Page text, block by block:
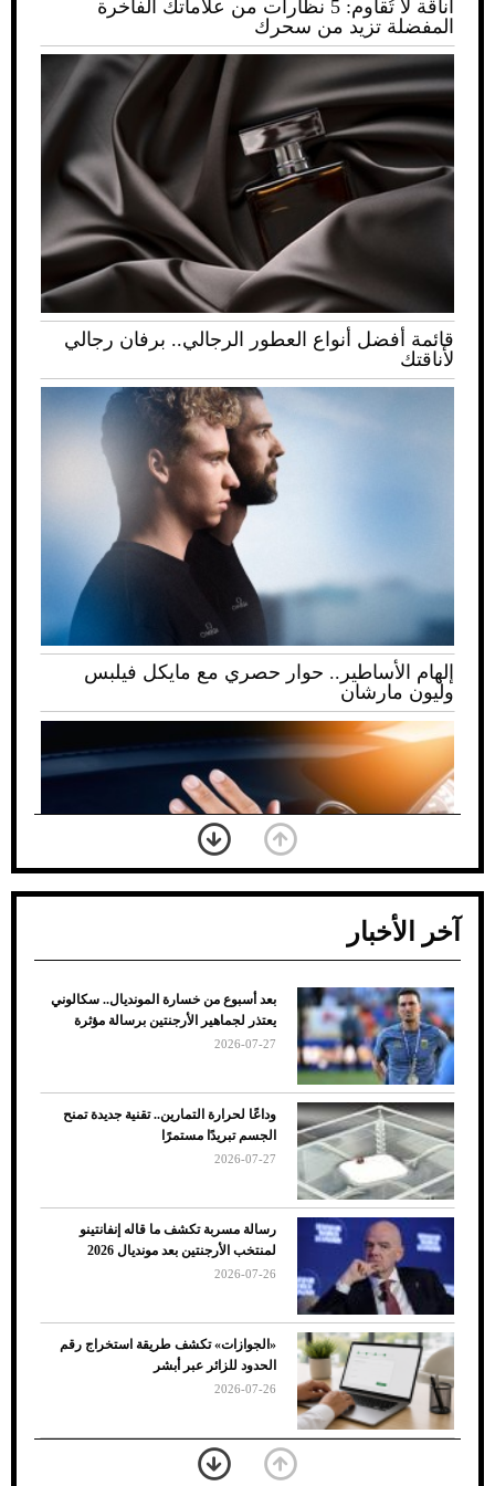
أناقة لا تُقاوم: 5 نظارات من علاماتك الفاخرة
المفضلة تزيد من سحرك
قائمة أفضل أنواع العطور الرجالي.. برفان رجالي
لأناقتك
إلهام الأساطير.. حوار حصري مع مايكل فيلبس
وليون مارشان
ضعف تبريد مكيف السيارة عند الوقوف.. أشهر
الأسباب والحلول
7 نصائح لاختيار لون البنطلون المناسب للقميص
الأسود
آخر الأخبار
بعد أسبوع من خسارة المونديال.. سكالوني
يعتذر لجماهير الأرجنتين برسالة مؤثرة
2026-07-27
وداعًا لحرارة التمارين.. تقنية جديدة تمنح
الجسم تبريدًا مستمرًا
2026-07-27
رسالة مسربة تكشف ما قاله إنفانتينو
لمنتخب الأرجنتين بعد مونديال 2026
2026-07-26
«الجوازات» تكشف طريقة استخراج رقم
الحدود للزائر عبر أبشر
2026-07-26
بعد 7 أشهر من تعرضه لحادث مروع.. جوشوا
يفوز على برينغا بـ"الضربة القاضية" (فيديو)